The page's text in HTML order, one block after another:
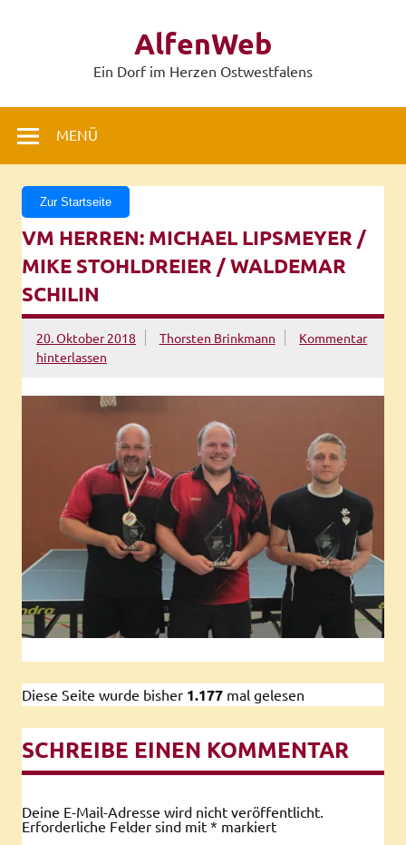
AlfenWeb
Ein Dorf im Herzen Ostwestfalens
MENÜ
Zur Startseite
VM HERREN: MICHAEL LIPSMEYER /
MIKE STOHLDREIER / WALDEMAR
SCHILIN
20. Oktober 2018 Thorsten Brinkmann
Kommentar
hinterlassen
Diese Seite wurde bisher 1.177 mal gelesen
SCHREIBE EINEN KOMMENTAR
Deine E-Mail-Adresse wird nicht veröffentlicht.
Erforderliche Felder sind mit * markiert